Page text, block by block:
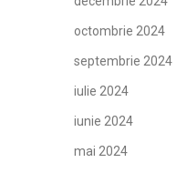
octombrie 2024
septembrie 2024
iulie 2024
iunie 2024
mai 2024